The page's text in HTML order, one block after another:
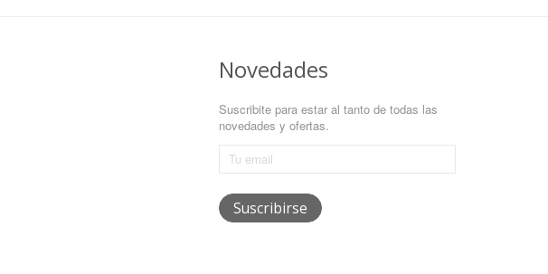
Novedades
Suscribite para estar al tanto de todas las
novedades y ofertas.